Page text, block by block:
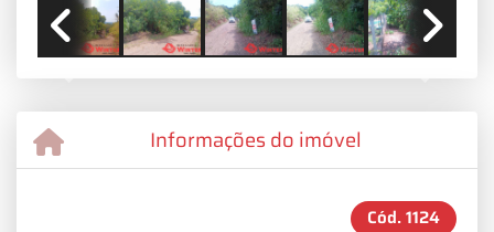
Previous Next
Informações do imóvel
Cód.1124